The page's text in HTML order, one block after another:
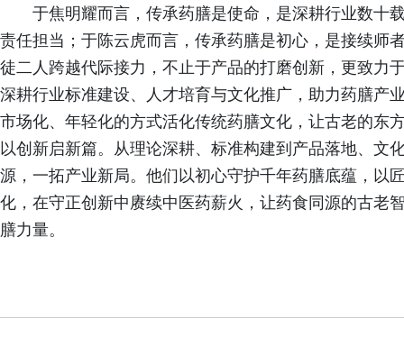
于焦明耀而言，传承药膳是使命，是深耕行业数十
责任担当；于陈云虎而言，传承药膳是初心，是接续师
徒二人跨越代际接力，不止于产品的打磨创新，更致力
深耕行业标准建设、人才培育与文化推广，助力药膳产
市场化、年轻化的方式活化传统药膳文化，让古老的东
以创新启新篇。从理论深耕、标准构建到产品落地、文
源，一拓产业新局。他们以初心守护千年药膳底蕴，以
化，在守正创新中赓续中医药薪火，让药食同源的古老
膳力量。